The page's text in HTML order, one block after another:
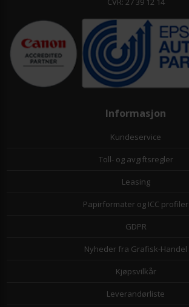
Informasjon
Kundeservice
Toll- og avgiftsregler
Leasing
Papirformater og ICC profiler
GDPR
Nyheder fra Grafisk-Handel
Kjøpsvilkår
Leverandørliste